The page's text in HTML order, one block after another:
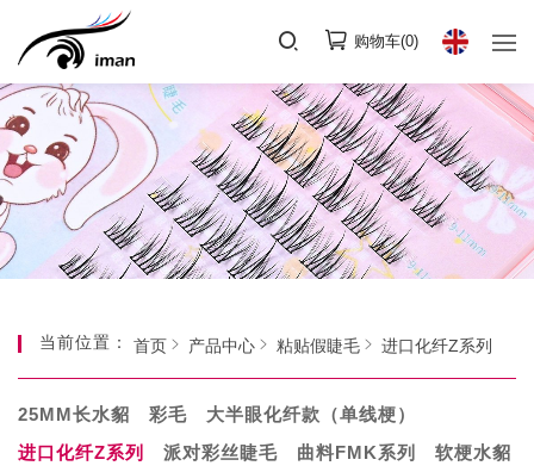
购物车(0)
当前位置： 首页 产品中心 粘贴假睫毛 进口化纤Z系列
25MM长水貂 彩毛
大半眼化纤款（单线梗）
进口化纤Z系列
派对彩丝睫毛 曲料FMK系列
软梗水貂